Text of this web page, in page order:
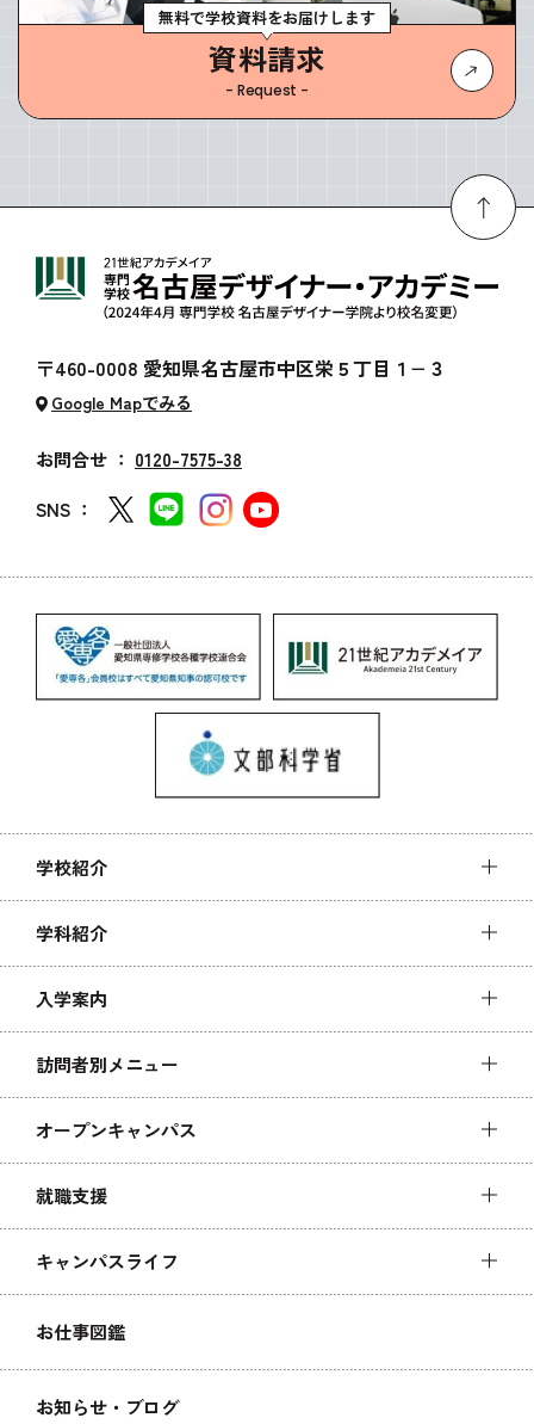
無料で学校資料をお届けします
資料請求
- Request -
〒460-0008 愛知県名古屋市中区栄５丁目１−３
Google Mapでみる
お問合せ ： 0120-7575-38
SNS ：
学校紹介
学科紹介
入学案内
訪問者別メニュー
オープンキャンパス
就職支援
キャンパスライフ
お仕事図鑑
お知らせ・ブログ